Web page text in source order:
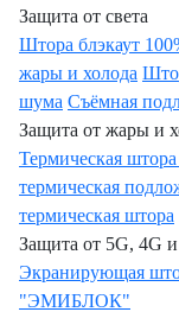
Защита от света
Штора блэкаут
жары и холода
шума Съёмная
Защита от жары и
Термическая
термическая
термическая штора
Защита от 5G, 4G
Экранирующая
"ЭМИБЛОК"